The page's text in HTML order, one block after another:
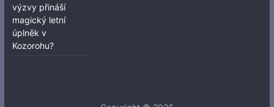
výzvy přináší
magický letní
úplněk v
Kozorohu?